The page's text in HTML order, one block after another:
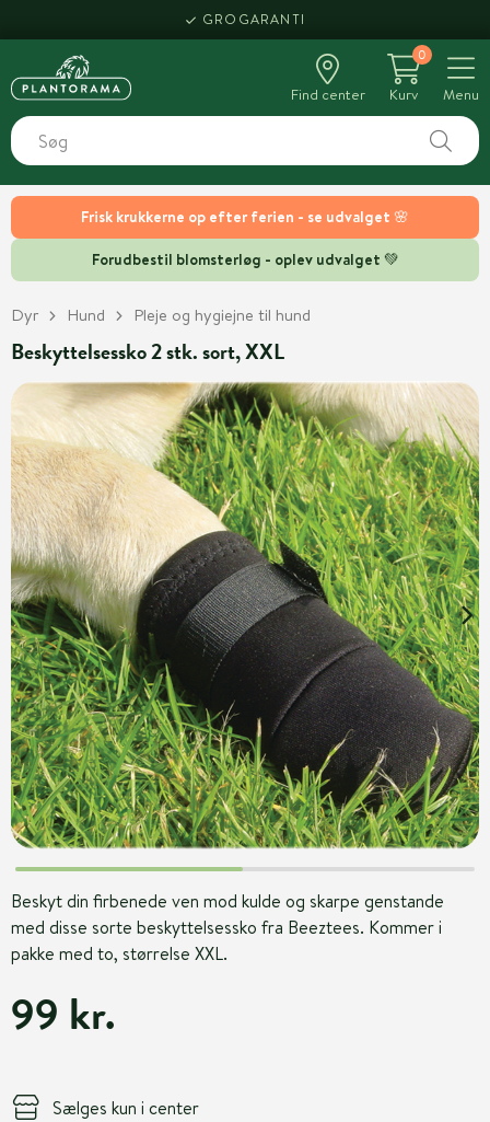
Frisk krukkerne op efter ferien - se udvalget 🌸
Forudbestil blomsterløg - oplev udvalget 💚
GROGARANTI
Find center
0
Kurv
Menu
Dyr Hund Pleje og hygiejne til hund
Beskyttelsessko 2 stk. sort, XXL
Beskyt din firbenede ven mod kulde og skarpe genstande
med disse sorte beskyttelsessko fra Beeztees. Kommer i
pakke med to, størrelse XXL.
99 kr.
Sælges kun i center